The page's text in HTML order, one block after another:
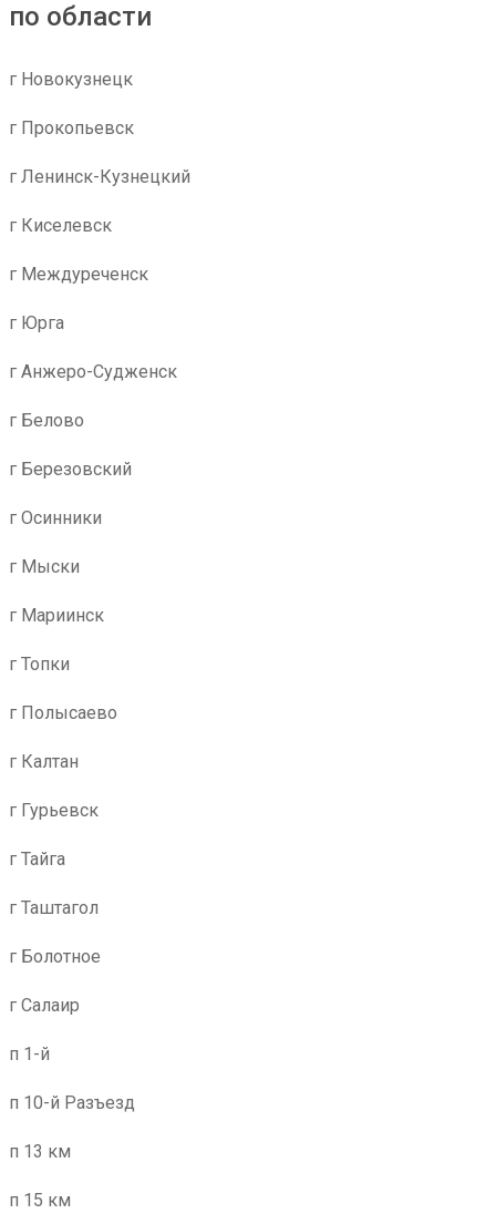
по области
г Новокузнецк
г Прокопьевск
г Ленинск-Кузнецкий
г Киселевск
г Междуреченск
г Юрга
г Анжеро-Судженск
г Белово
г Березовский
г Осинники
г Мыски
г Мариинск
г Топки
г Полысаево
г Калтан
г Гурьевск
г Тайга
г Таштагол
г Болотное
г Салаир
п 1-й
п 10-й Разъезд
п 13 км
п 15 км